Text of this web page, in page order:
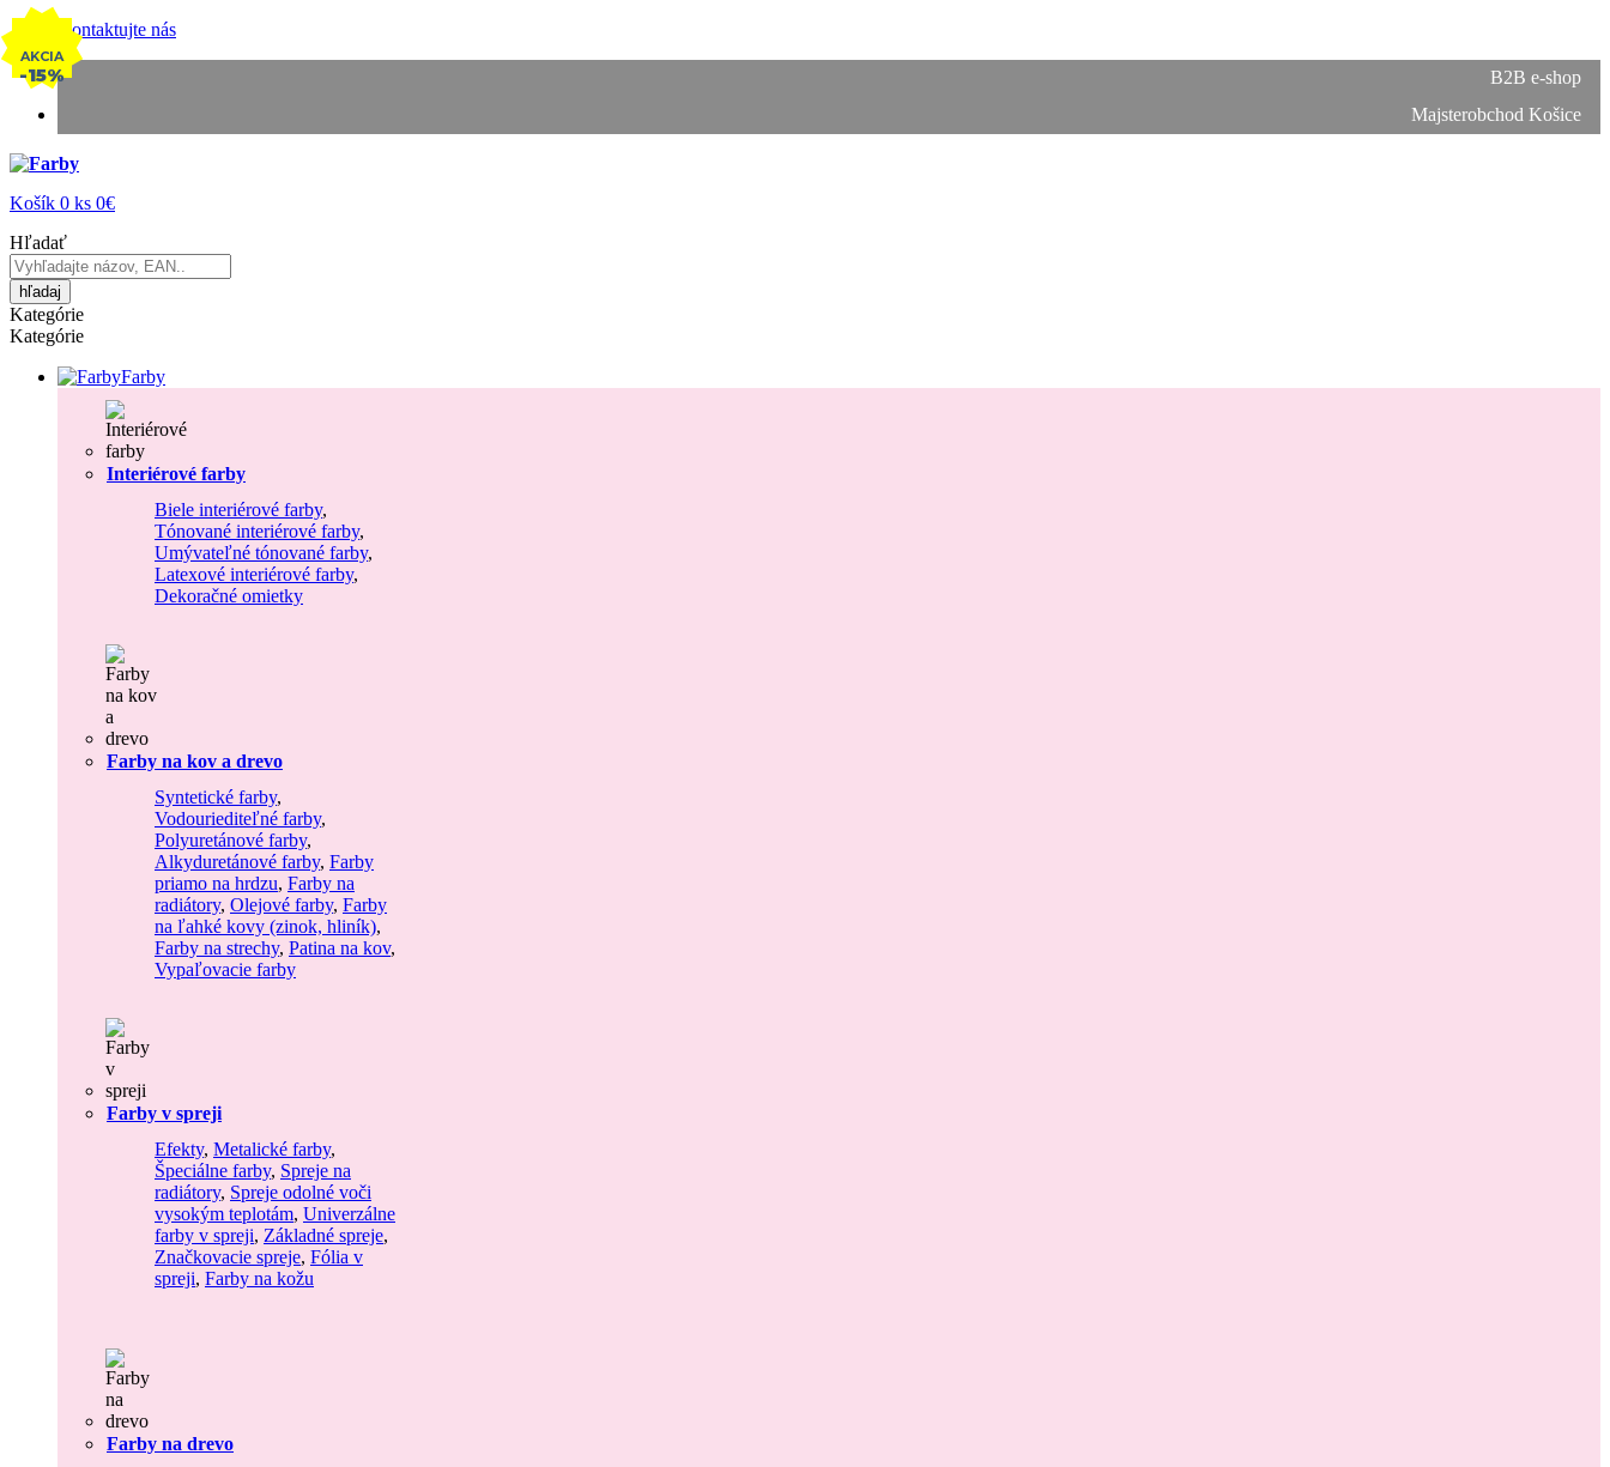
Kontaktujte nás
B2B e-shop
Majsterobchod Košice
Košík 0 ks 0€
Hľadať
hľadaj
Kategórie
Kategórie
Farby
Interiérové farby
Biele interiérové farby,
Tónované interiérové farby,
Umývateľné tónované farby,
Latexové interiérové farby,
Dekoračné omietky
Farby na kov a drevo
Syntetické farby,
Vodouriediteľné farby,
Polyuretánové farby,
Alkyduretánové farby, Farby
priamo na hrdzu, Farby na
radiátory, Olejové farby, Farby
na ľahké kovy (zinok, hliník),
Farby na strechy, Patina na kov,
Vypaľovacie farby
Farby v spreji
Efekty, Metalické farby,
Špeciálne farby, Spreje na
radiátory, Spreje odolné voči
vysokým teplotám, Univerzálne
farby v spreji, Základné spreje,
Značkovacie spreje, Fólia v
spreji, Farby na kožu
Farby na drevo
-15%
AKCIA